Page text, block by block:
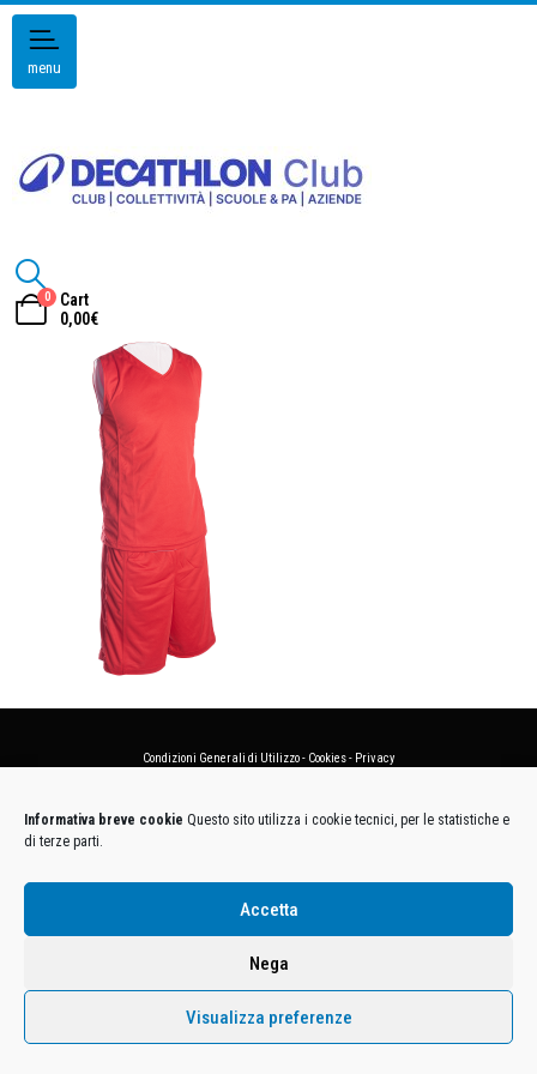
Informativa breve cookie Questo sito utilizza i cookie tecnici, per le statistiche e
di terze parti.
Accetta
Nega
Visualizza preferenze
menu
0
Cart
0,00€
Condizioni Generali di Utilizzo- Cookies- Privacy
Euro 12.500.000 i.v. - C.F. e Iscr. Reg. Imp. Monza e Brianza 02137480964 - R.E.A. MB-1370021 -
P.IVA. 11005760159 - Direzione e coordinamento art. 2497 C.C. DECATHLON SA, Villeneuve